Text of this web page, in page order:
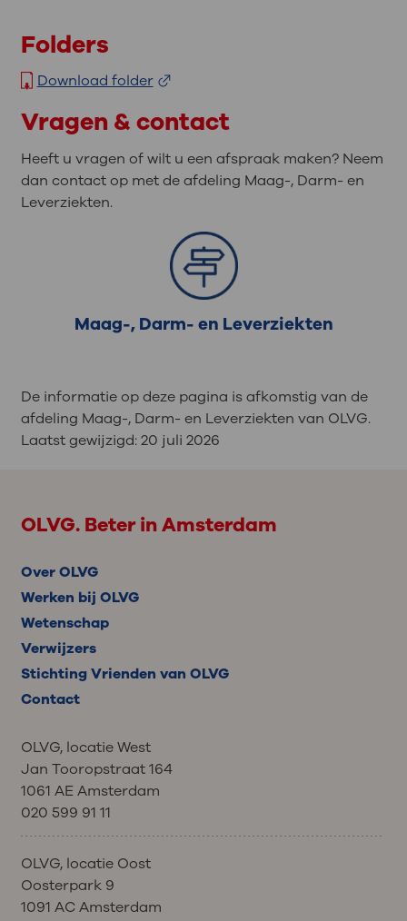
Folders
Download folder
Vragen & contact
Heeft u vragen of wilt u een afspraak maken? Neem
dan contact op met de afdeling Maag-, Darm- en
Leverziekten.
Maag-, Darm- en Leverziekten
De informatie op deze pagina is afkomstig van de
afdeling Maag-, Darm- en Leverziekten van OLVG.
Laatst gewijzigd:20 juli 2026
OLVG. Beter in Amsterdam
Over OLVG
Werken bij OLVG
Wetenschap
Verwijzers
Stichting Vrienden van OLVG
Contact
OLVG, locatie West
Jan Tooropstraat 164
1061 AE Amsterdam
020 599 91 11
OLVG, locatie Oost
Oosterpark 9
1091 AC Amsterdam